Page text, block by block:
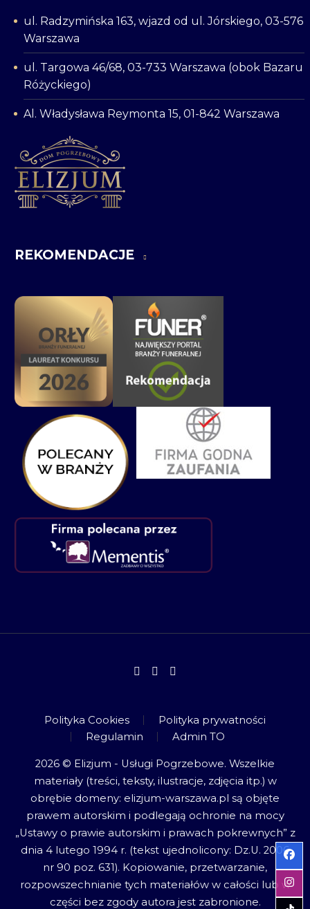
ul. Radzymińska 163, wjazd od ul. Jórskiego, 03-576
Warszawa
ul. Targowa 46/68, 03-733 Warszawa (obok Bazaru
Różyckiego)
Al. Władysława Reymonta 15, 01-842 Warszawa
REKOMENDACJE
Polityka Cookies
Polityka prywatności
Regulamin
Admin TO
2026 © Elizjum - Usługi Pogrzebowe. Wszelkie
materiały (treści, teksty, ilustracje, zdjęcia itp.) w
obrębie domeny: elizjum-warszawa.pl są objęte
prawem autorskim i podlegają ochronie na mocy
„Ustawy o prawie autorskim i prawach pokrewnych” z
dnia 4 lutego 1994 r. (tekst ujednolicony: Dz.U. 2006
nr 90 poz. 631). Kopiowanie, przetwarzanie,
rozpowszechnianie tych materiałów w całości lub w
części bez zgody autora jest zabronione.